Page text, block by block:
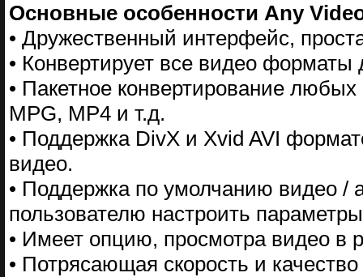
Основные особенности Any
• Дружественный интерфейс,
• Конвертирует все видео
• Пакетное конвертирование
MPG, MP4 и т.д.
• Поддержка DivX и Xvid AVI
видео.
• Поддержка по умолчанию видео /
пользователю настроить
• Имеет опцию, просмотра видео в
• Потрясающая скорость и